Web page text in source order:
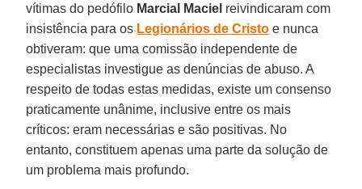
vítimas do pedófilo Marcial Maciel reivindicaram com
insistência para os Legionários de Cristo e nunca
obtiveram: que uma comissão independente de
especialistas investigue as denúncias de abuso. A
respeito de todas estas medidas, existe um consenso
praticamente unânime, inclusive entre os mais
críticos: eram necessárias e são positivas. No
entanto, constituem apenas uma parte da solução de
um problema mais profundo.